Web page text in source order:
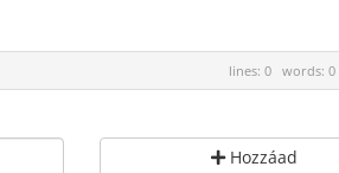
lines: 0 words: 0
Hozzáad